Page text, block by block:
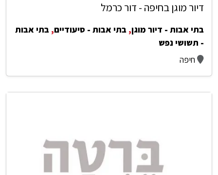
דיור מוגן בחיפה - דור כרמל
בתי אבות - דיור מוגן, בתי אבות - סיעודיים, בתי אבות
- תשושי נפש
חיפה